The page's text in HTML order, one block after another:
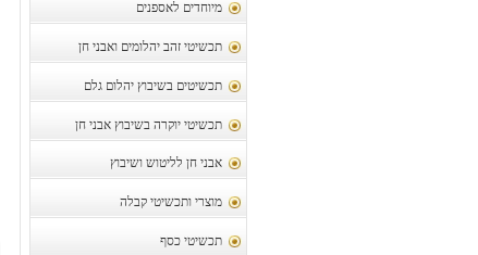
מיוחדים לאספנים
תכשיטי זהב יהלומים ואבני חן
תכשיטים בשיבוץ יהלום גלם
תכשיטי יוקרה בשיבוץ אבני חן
אבני חן לליטוש ושיבוץ
מוצרי ותכשיטי קבלה
תכשיטי כסף